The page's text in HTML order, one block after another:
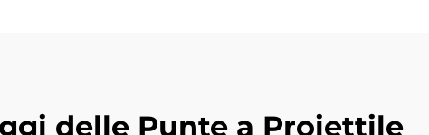
delle Punte a Proiettile